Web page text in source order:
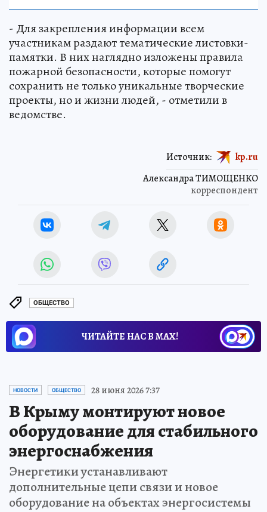
- Для закрепления информации всем
участникам раздают тематические листовки-
памятки. В них наглядно изложены правила
пожарной безопасности, которые помогут
сохранить не только уникальные творческие
проекты, но и жизни людей, - отметили в
ведомстве.
Александра ТИМОЩЕНКО
корреспондент
Источник: kp.ru
ОБЩЕСТВО
ЧИТАЙТЕ НАС В МАХ!
НОВОСТИ ОБЩЕСТВО 28 июня 2026 7:37
В Крыму монтируют новое
оборудование для стабильного
энергоснабжения
Энергетики устанавливают
дополнительные цепи связи и новое
оборудование на объектах энергосистемы